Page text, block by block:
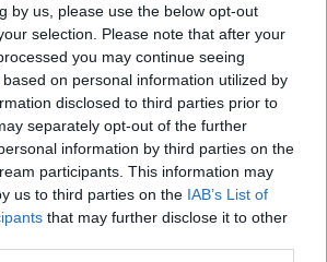
by us, please use the below opt-out
selection. Please note that after your
you may continue seeing
on personal information utilized by
disclosed to third parties prior to
separately opt-out of the further
information by third parties on the
participants. This information may
us to third parties on the IAB’s List of
that may further disclose it to other
18/11/2025
«Λέω τη δική μου
18/11/2025
«Κανένας δεν μπορεί